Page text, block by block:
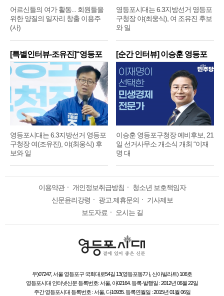
어르신들의 여가 활동... 회원들을
위한 양질의 일자리 창출 이용주
(사)
영등포시대는 6.3지방선거 영등포
구청장 야(최웅식), 여 조유진 후보
와 일
[특별인터뷰-조유진]“영등포
구
영등포시대는 6.3지방선거 영등포
구청장 여(조유진), 야(최웅식) 후
보와 일
[순간 인터뷰] 이승훈 영등포
구
이승훈 영등포구청장 예비후보, 21
일 선거사무소 개소식 개최 “이재
명 대
이용약관ㆍ 개인정보취급방침 ㆍ 청소년 보호책임자
신문윤리강령 ㆍ 광고.제휴문의 ㆍ 기사제보
보도자료ㆍ 오시는 길
우)07247, 서울 영등포구 국회대로54길 13(영등포동7가, 신아빌라트) 106호
영등포시대 인터넷신문 등록번호: 서울, 아02164. 등록·발행일 : 2012년 06월 22일
주간 영등포시대 등록번호 : 서울, 다10935. 등록연월일 : 2015년 01월 06일